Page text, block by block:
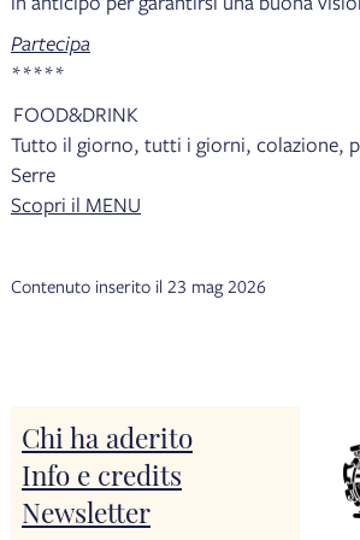
Partecipa
*****
FOOD&DRINK
Tutto il giorno, tutti i giorni, colazione,
Serre
Scopri il MENU
Contenuto inserito il 23 mag 2026
Chi ha aderito
Info e credits
Newsletter